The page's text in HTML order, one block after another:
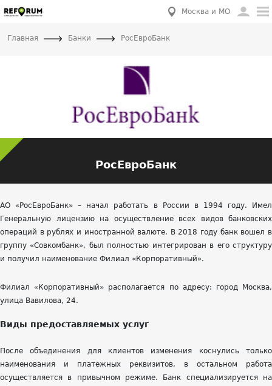
Москва и МО
Главная Банки РосЕвроБанк
РосЕвроБанк
АО «РосЕвроБанк» – начал работать в России в 1994 году. Имел
Генеральную лицензию на осуществление всех видов банковских
операций в рублях и иностранной валюте. В 2018 году банк вошел в
группу «Совкомбанк», был полностью интегрирован в его структуру
и получил наименование Филиал «Корпоративный».
Филиал «Корпоративный» располагается по адресу: город Москва,
улица Вавилова, 24.
Виды предоставляемых услуг
После объединения для клиентов изменения коснулись только
наименования и платежных реквизитов, в остальном работа
осуществляется в привычном режиме. Банк специализируется на